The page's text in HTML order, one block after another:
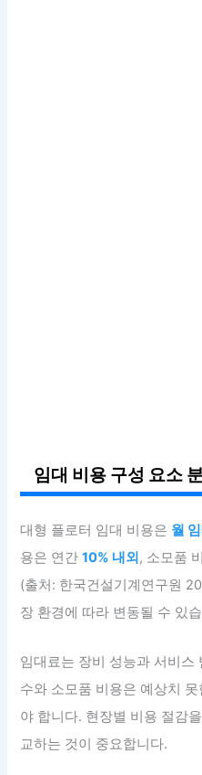
임대 비용 구성 요소
대형 플로터 임대 비용은 월
용은 연간10% 내외 , 소모품
(출처: 한국건설기계연구원
장 환경에 따라 변동될 수 있
임대료는 장비 성능과 서비스
수와 소모품 비용은 예상치
야 합니다. 현장별 비용 절감
교하는 것이 중요합니다.